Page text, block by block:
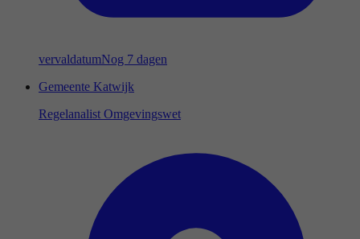
vervaldatumNog 7 dagen
Gemeente Katwijk
Regelanalist Omgevingswet